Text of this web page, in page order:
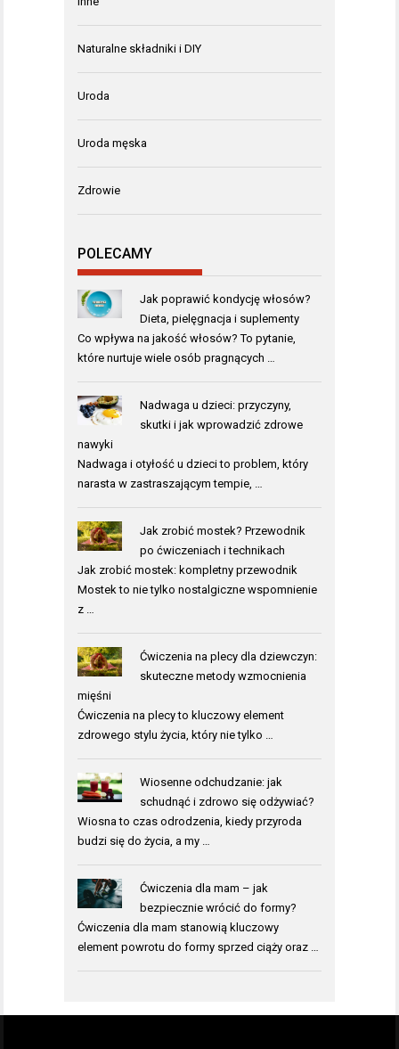
Naturalne składniki i DIY
Uroda
Uroda męska
Zdrowie
POLECAMY
Jak poprawić kondycję włosów?
Dieta, pielęgnacja i suplementy
Co wpływa na jakość włosów? To pytanie,
które nurtuje wiele osób pragnących …
Nadwaga u dzieci: przyczyny,
skutki i jak wprowadzić zdrowe
nawyki
Nadwaga i otyłość u dzieci to problem, który
narasta w zastraszającym tempie, …
Jak zrobić mostek? Przewodnik
po ćwiczeniach i technikach
Jak zrobić mostek: kompletny przewodnik
Mostek to nie tylko nostalgiczne wspomnienie
z …
Ćwiczenia na plecy dla dziewczyn:
skuteczne metody wzmocnienia
mięśni
Ćwiczenia na plecy to kluczowy element
zdrowego stylu życia, który nie tylko …
Wiosenne odchudzanie: jak
schudnąć i zdrowo się odżywiać?
Wiosna to czas odrodzenia, kiedy przyroda
budzi się do życia, a my …
Ćwiczenia dla mam – jak
bezpiecznie wrócić do formy?
Ćwiczenia dla mam stanowią kluczowy
element powrotu do formy sprzed ciąży oraz …